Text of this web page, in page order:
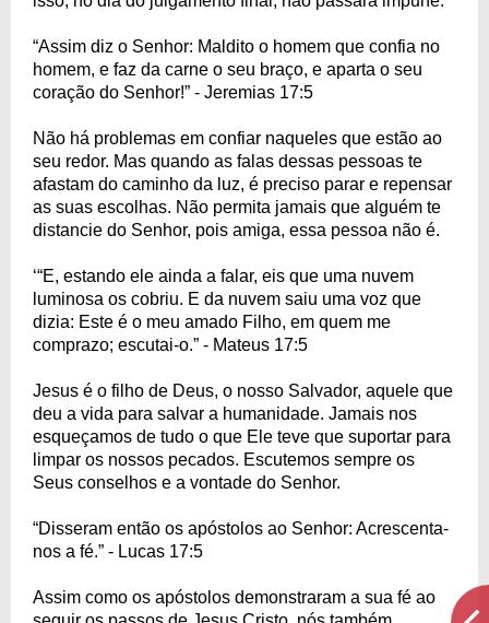
“Assim diz o Senhor: Maldito o homem que confia no
homem, e faz da carne o seu braço, e aparta o seu
coração do Senhor!” - Jeremias 17:5
Não há problemas em confiar naqueles que estão ao
seu redor. Mas quando as falas dessas pessoas te
afastam do caminho da luz, é preciso parar e repensar
as suas escolhas. Não permita jamais que alguém te
distancie do Senhor, pois amiga, essa pessoa não é.
‘“E, estando ele ainda a falar, eis que uma nuvem
luminosa os cobriu. E da nuvem saiu uma voz que
dizia: Este é o meu amado Filho, em quem me
comprazo; escutai-o.” - Mateus 17:5
Jesus é o filho de Deus, o nosso Salvador, aquele que
deu a vida para salvar a humanidade. Jamais nos
esqueçamos de tudo o que Ele teve que suportar para
limpar os nossos pecados. Escutemos sempre os
Seus conselhos e a vontade do Senhor.
“Disseram então os apóstolos ao Senhor: Acrescenta-
nos a fé.” - Lucas 17:5
Assim como os apóstolos demonstraram a sua fé ao